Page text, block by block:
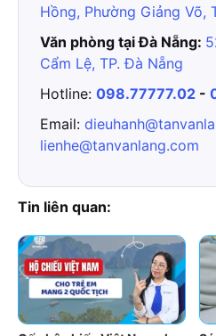
Hồng, Phường Giảng Võ,
Văn phòng tại Đà Nẵng:
Cẩm Lệ, TP. Đà Nẵng
Hotline: 098.77777.02 -
Email:
lienhe@tanvanlang.com
Tin liên quan: